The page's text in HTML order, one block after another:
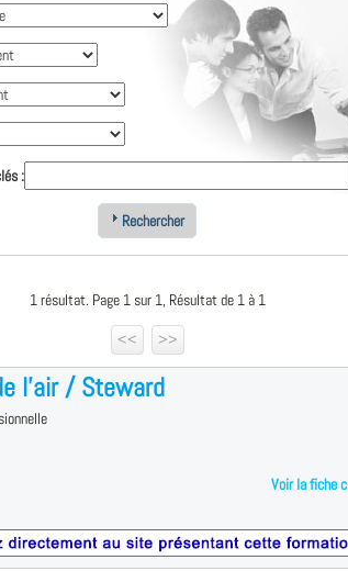
:
Rechercher
1 résultat. Page 1 sur 1, Résultat de 1 à 1
<<
>>
l'air / Steward
Voir la fiche